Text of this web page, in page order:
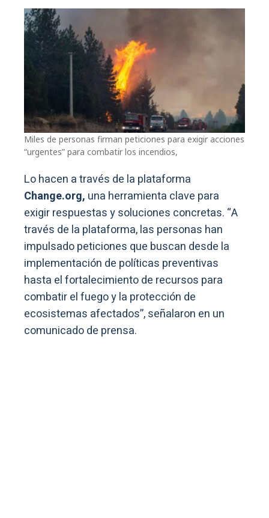
Miles de personas firman peticiones para exigir acciones
“urgentes” para combatir los incendios,
Lo hacen a través de la plataforma
Change.org, una herramienta clave para
exigir respuestas y soluciones concretas. “A
través de la plataforma, las personas han
impulsado peticiones que buscan desde la
implementación de políticas preventivas
hasta el fortalecimiento de recursos para
combatir el fuego y la protección de
ecosistemas afectados”, señalaron en un
comunicado de prensa.